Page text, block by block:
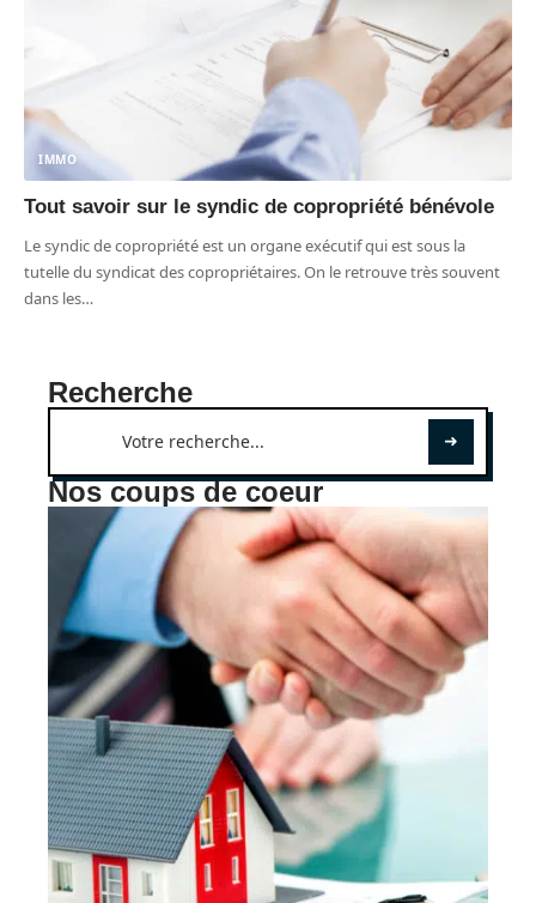
IMMO
Tout savoir sur le syndic de copropriété bénévole
Le syndic de copropriété est un organe exécutif qui est sous la
tutelle du syndicat des copropriétaires. On le retrouve très souvent
dans les…
Recherche
Nos coups de coeur